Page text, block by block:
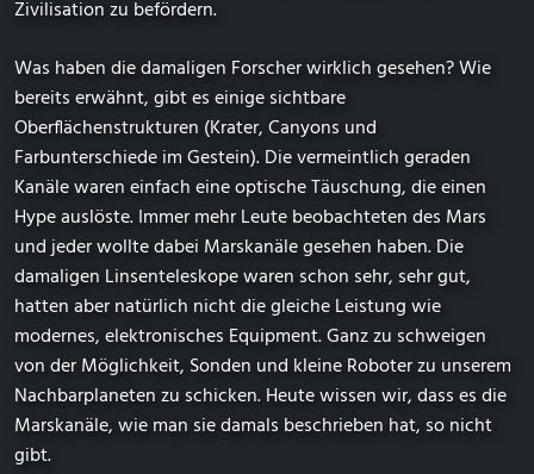
Zivilisation zu befördern.
Was haben die damaligen Forscher wirklich gesehen? Wie
bereits erwähnt, gibt es einige sichtbare
Oberflächenstrukturen (Krater, Canyons und
Farbunterschiede im Gestein). Die vermeintlich geraden
Kanäle waren einfach eine optische Täuschung, die einen
Hype auslöste. Immer mehr Leute beobachteten des Mars
und jeder wollte dabei Marskanäle gesehen haben. Die
damaligen Linsenteleskope waren schon sehr, sehr gut,
hatten aber natürlich nicht die gleiche Leistung wie
modernes, elektronisches Equipment. Ganz zu schweigen
von der Möglichkeit, Sonden und kleine Roboter zu unserem
Nachbarplaneten zu schicken. Heute wissen wir, dass es die
Marskanäle, wie man sie damals beschrieben hat, so nicht
gibt.